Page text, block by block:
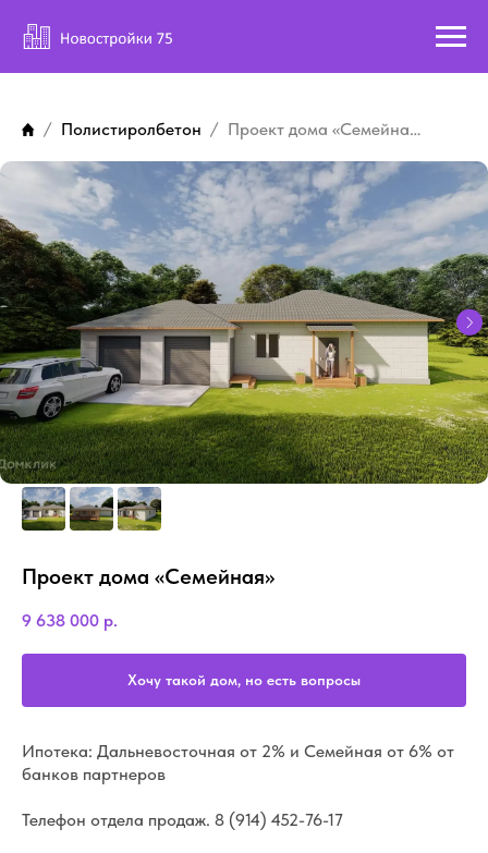
Полистиролбетон Проект дома «Семейная»
Проект дома «Семейная»
9 638 000 р.
Хочу такой дом, но есть вопросы
Ипотека: Дальневосточная от 2% и Семейная от 6% от
банков партнеров
Телефон отдела продаж. 8 (914) 452-76-17